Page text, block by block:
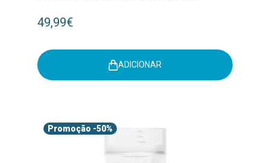
49,99€
ADICIONAR
Promoção -50%